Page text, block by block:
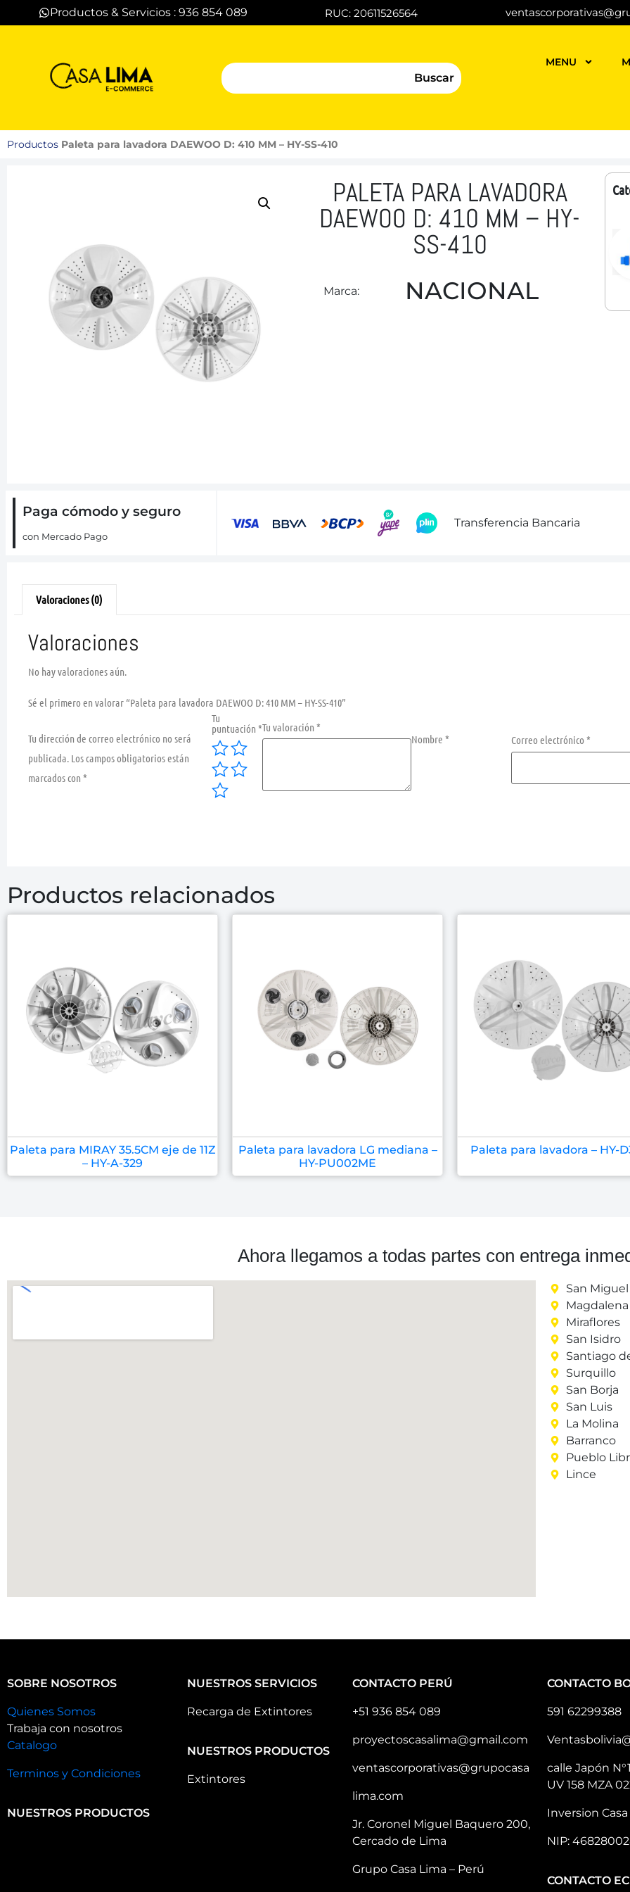
Productos & Servicios : 936 854 089 RUC: 20611526564
Buscar
MENU
Productos Paleta para lavadora DAEWOO D: 410 MM – HY-SS-410
PALETA PARA LAVADORA
DAEWOO D: 410 MM – HY-
SS-410
Marca: NACIONAL
Paga cómodo y seguro
con Mercado Pago
Transferencia Bancaria
Valoraciones (0)
Valoraciones
No hay valoraciones aún.
Sé el primero en valorar “Paleta para lavadora DAEWOO D: 410 MM – HY-SS-410”
Tu dirección de correo electrónico no será
publicada. Los campos obligatorios están
marcados con *
Tu
puntuación*Tu valoración*
Nombre* Correo electrónico *
Productos relacionados
Paleta para MIRAY 35.5CM eje de 11Z
– HY-A-329
Paleta para lavadora LG mediana –
HY-PU002ME
Paleta para lavadora – HY-
Ahora llegamos a todas partes con entrega
San Miguel
Miraflores
San Isidro
Santiago
Surquillo
San Borja
San Luis
La Molina
Barranco
Pueblo
Lince
SOBRE NOSOTROS
Quienes Somos
Trabaja con nosotros
Catalogo
Terminos y Condiciones
NUESTROS PRODUCTOS
NUESTROS SERVICIOS
Recarga de Extintores
NUESTROS PRODUCTOS
Extintores
CONTACTO PERÚ
+51 936 854 089
proyectoscasalima@gmail.com
ventascorporativas@grupocasa
lima.com
Jr. Coronel Miguel Baquero 200,
Cercado de Lima
Grupo Casa Lima – Perú
CONTACTO
591 62299388
calle Japón
UV 158 MZA
Inversion
NIP:
CONTACTO